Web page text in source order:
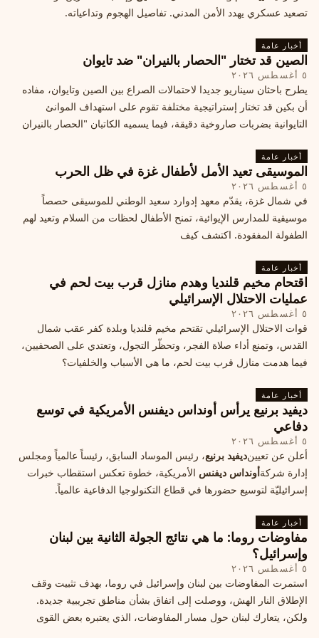
تصعيد عسكري يهدد الأمن المدني. تفاصيل الهجوم وتداعياته.
أخبار عامة
الصين قد تختار "الحصار بالنيران" ضد تايوان
٥ أغسطس ٢٠٢٦
يطرح باحثان سيناريو جديدا لاحتمالات الصراع بين الصين وتايوان، مفاده
أن بكين قد تختار إستراتيجية مختلفة تقوم على استهداف الموانئ
التايوانية بضربات صاروخية دقيقة، فيما يسميه الكاتبان "الحصار بالنيران
أخبار عامة
الموسيقى تعيد الأمل لأطفال غزة في ظل الحرب
٥ أغسطس ٢٠٢٦
في شمال غزة، يقدّم معهد إدوارد سعيد الوطني للموسيقى حصصاً
موسيقية للمدارس الإيوائية، تمنح الأطفال لحظات من السلام وتعيد لهم
الطفولة المفقودة. اكتشف كيف
أخبار عامة
اقتحام مخيم قلنديا وهدم منازل قرب بيت لحم في
عمليات الاحتلال الإسرائيلي
٥ أغسطس ٢٠٢٦
قوات الاحتلال الإسرائيلي تقتحم مخيم قلنديا وبلدة كفر عقب شمال
القدس، وتمنع أداء صلاة الفجر، وتحظّر التجول، وتعتدي على الصحفيين،
فيما هدمت منازل قرب بيت لحم، ما هي الأسباب والخلفيات؟
أخبار عامة
ديفيد برنيع يرأس أونداس ديفنس الأمريكية في توسع
دفاعي
٥ أغسطس ٢٠٢٦
أعلن عن تعيينديفيد برنيع، رئيس الموساد السابق، رئيساً عالمياً ومجلس
إدارة شركةأونداس ديفنس الأمريكية، خطوة تعكس استقطاب خبرات
إسرائيليّة لتوسيع حضورها في قطاع التكنولوجيا الدفاعية عالمياً.
أخبار عامة
مفاوضات روما: ما هي نتائج الجولة الثانية بين لبنان
وإسرائيل؟
٥ أغسطس ٢٠٢٦
استمرت المفاوضات بين لبنان وإسرائيل في روما، بهدف تثبيت وقف
الإطلاق النار الهش، ووصلت إلى اتفاق بشأن مناطق تجريبية جديدة.
ولكن، يتعارك لبنان حول مسار المفاوضات، الذي يعتبره بعض القوى